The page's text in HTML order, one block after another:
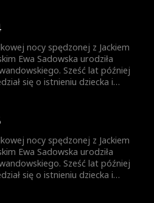
a między nimi zaczęło kiełkować
został oficjalnie uznany przez
dzięki synowi – zyskała szacunek
dostatnie życie.
nocy spędzonej z Jackiem
Ewa Sadowska urodziła
Sześć lat później
się o istnieniu dziecka i
a między nimi zaczęło kiełkować
został oficjalnie uznany przez
dzięki synowi – zyskała szacunek
dostatnie życie.
nocy spędzonej z Jackiem
Ewa Sadowska urodziła
Sześć lat później
się o istnieniu dziecka i